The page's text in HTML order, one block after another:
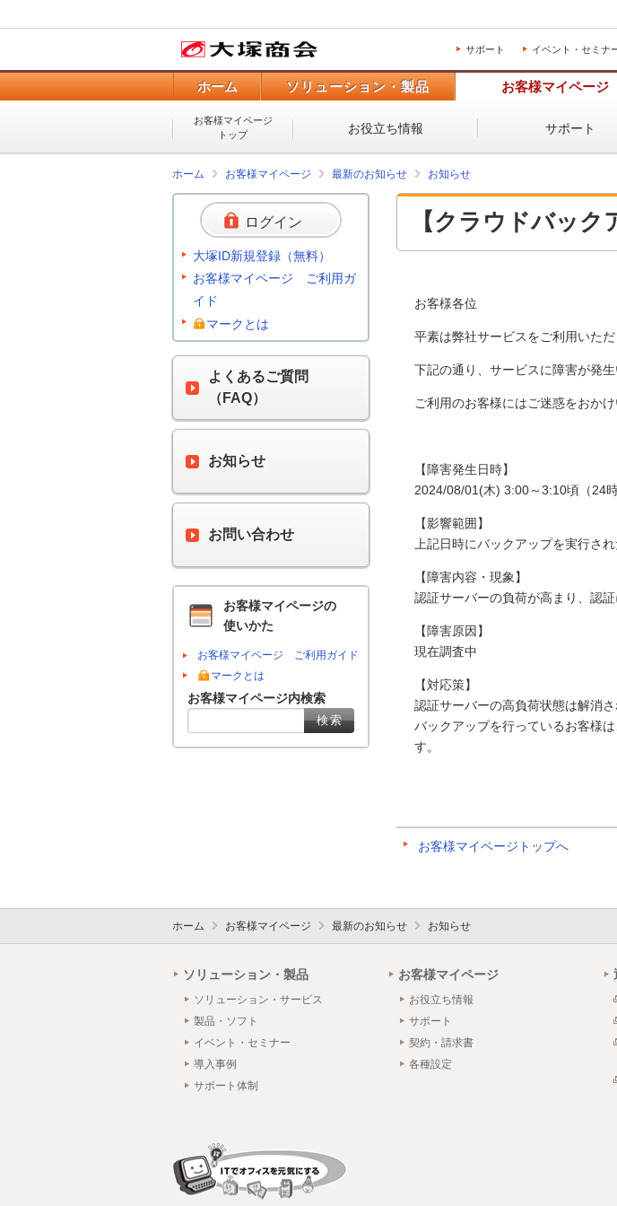
サポート イベント・セミナ
ホーム ソリューション・製品 お客様マイページ
お客様マイページ
トップ
お役立ち情報 サポート
ホーム お客様マイページ 最新のお知らせ お知らせ
【クラウドバッ
お客様各位
平素は弊社サービスをご利用いた
下記の通り、サービスに障害が発生
ご利用のお客様にはご迷惑をおか
－ 記
【障害発生日時】
2024/08/01(木) 3:00～3:10頃（24時
【影響範囲】
上記日時にバックアップを実行さ
【障害内容・現象】
認証サーバーの負荷が高まり、認
【障害原因】
現在調査中
【対応策】
認証サーバーの高負荷状態は解消
バックアップを行っているお客様
す。
お客様マイページトップへ
ログイン
大塚ID新規登録（無料）
お客様マイページ ご利用ガ
イド
マークとは
よくあるご質問
（FAQ）
お知らせ
お問い合わせ
お客様マイページの
使いかた
お客様マイページ ご利用ガイド
マークとは
お客様マイページ内検索
ホーム お客様マイページ 最新のお知らせ お知らせ
ソリューション・製品
ソリューション・サービス
製品・ソフト
イベント・セミナー
導入事例
サポート体制
お客様マイページ
お役立ち情報
サポート
契約・請求書
各種設定